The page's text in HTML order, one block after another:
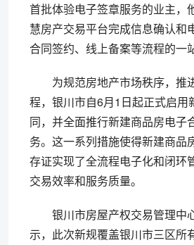
首批体验电子签章服务的业主，
慧房产交易平台完成信息确认和
合同签约、线上备案等流程的一
为规范房地产市场秩序，推
程，银川市自6月1日起正式启用
同，并全面推行新建商品房电子
务。这一系列措施使得新建商品
存证实现了全流程电子化和闭环
交易效率和服务质量。
银川市房屋产权交易管理中
示，此次新规覆盖银川市三区所